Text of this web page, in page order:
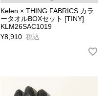
Kelen × THING FABRICS カラ
ータオルBOXセット [TINY]
KLM26SAC1019
¥8,910 税込